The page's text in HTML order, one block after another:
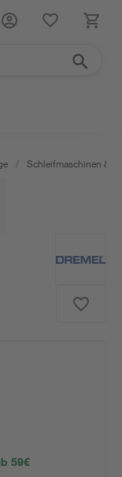
/ Schleifmaschinen &
59€